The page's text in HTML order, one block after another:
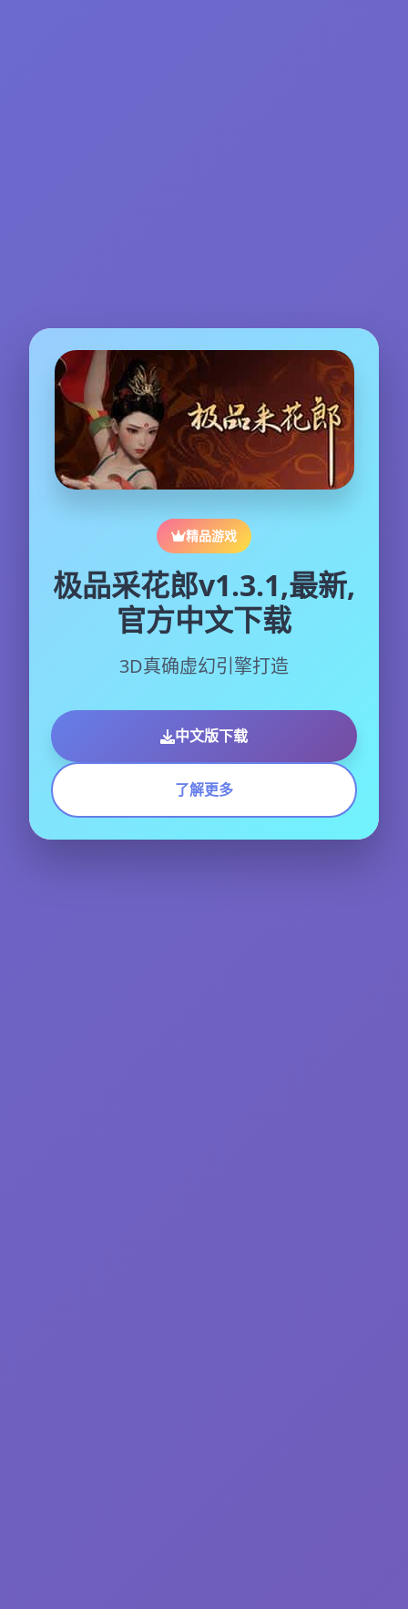
精品游戏
极品采花郎v1.3.1,最新,
官方中文下载
3D真确虚幻引擎打造
中文版下载
了解更多